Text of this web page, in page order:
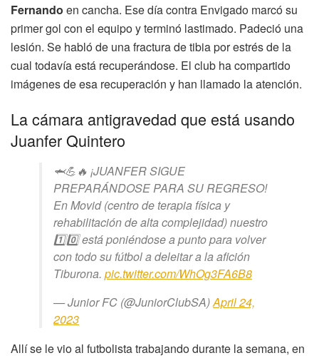
Fernando en cancha. Ese día contra Envigado marcó su
primer gol con el equipo y terminó lastimado. Padeció una
lesión. Se habló de una fractura de tibia por estrés de la
cual todavía está recuperándose. El club ha compartido
imágenes de esa recuperación y han llamado la atención.
La cámara antigravedad que está usando
Juanfer Quintero
🦈💪🔥 ¡JUANFER SIGUE
PREPARÁNDOSE PARA SU REGRESO!
En Movid (centro de terapia física y
rehabilitación de alta complejidad) nuestro
1️⃣0️⃣ está poniéndose a punto para volver
con todo su fútbol a deleitar a la afición
Tiburona. pic.twitter.com/WhOg3FA6B8
— Junior FC (@JuniorClubSA)April 24,
2023
Allí se le vio al futbolista trabajando durante la semana, en